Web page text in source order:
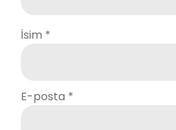
İsim *
E-posta *